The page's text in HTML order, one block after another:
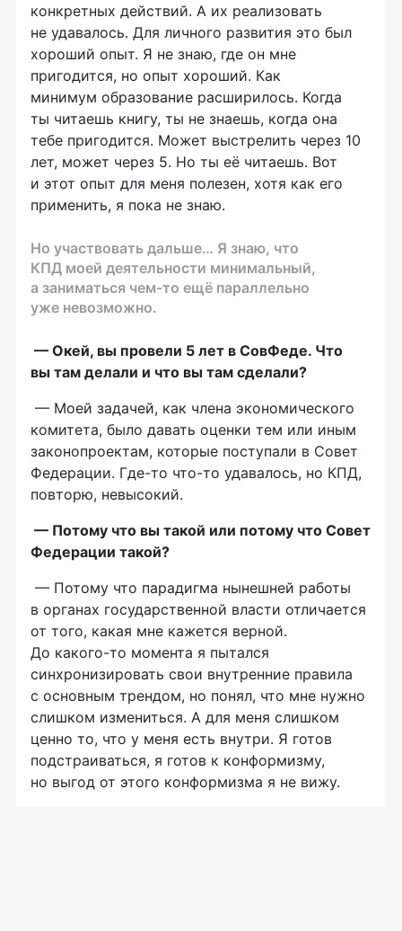
конкретных действий. А их реализовать
не удавалось. Для личного развития это был
хороший опыт. Я не знаю, где он мне
пригодится, но опыт хороший. Как
минимум образование расширилось. Когда
ты читаешь книгу, ты не знаешь, когда она
тебе пригодится. Может выстрелить через 10
лет, может через 5. Но ты её читаешь. Вот
и этот опыт для меня полезен, хотя как его
применить, я пока не знаю.
Но участвовать дальше… Я знаю, что
КПД моей деятельности минимальный,
а заниматься чем-то ещё параллельно
уже невозможно.
— Окей, вы провели 5 лет в СовФеде. Что
вы там делали и что вы там сделали?
— Моей задачей, как члена экономического
комитета, было давать оценки тем или иным
законопроектам, которые поступали в Совет
Федерации. Где-то что-то удавалось, но КПД,
повторю, невысокий.
— Потому что вы такой или потому что Совет
Федерации такой?
— Потому что парадигма нынешней работы
в органах государственной власти отличается
от того, какая мне кажется верной.
До какого-то момента я пытался
синхронизировать свои внутренние правила
с основным трендом, но понял, что мне нужно
слишком измениться. А для меня слишком
ценно то, что у меня есть внутри. Я готов
подстраиваться, я готов к конформизму,
но выгод от этого конформизма я не вижу.